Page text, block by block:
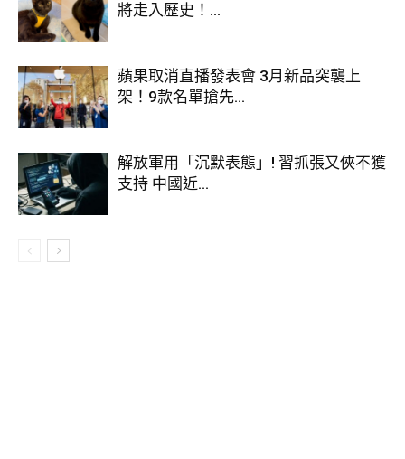
將走入歷史！...
蘋果取消直播發表會 3月新品突襲上
架！9款名單搶先...
解放軍用「沉默表態」! 習抓張又俠不獲
支持 中國近...